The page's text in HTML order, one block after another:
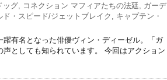
ッグ, コネクション マフィアたちの法廷, ガーデ
ド・スピード/ジェットブレイク, キャプテン・
躍有名となった俳優ヴィン・ディーゼル。「ガ
としても知られています。 今回はアクション